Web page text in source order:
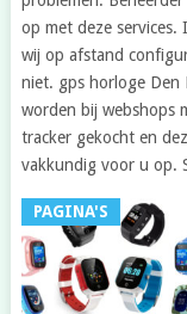
op met deze
wij op afstand
niet. gps horloge Den
worden bij webshops
tracker gekocht en
vakkundig voor u op.
PAGINA'S